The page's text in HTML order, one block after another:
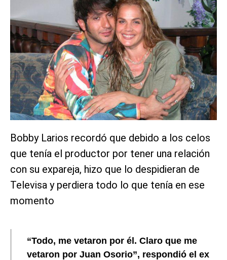
Bobby Larios recordó que debido a los celos
que tenía el productor por tener una relación
con su expareja, hizo que lo despidieran de
Televisa y perdiera todo lo que tenía en ese
momento
“Todo, me vetaron por él. Claro que me
vetaron por Juan Osorio”, respondió el ex